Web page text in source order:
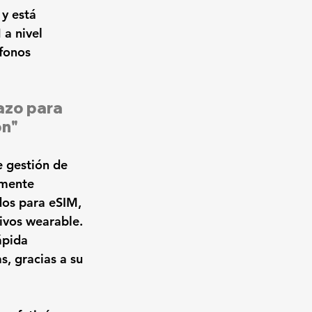
está
a nivel
para
gestión de
para eSIM,
wearable.
gracias a su